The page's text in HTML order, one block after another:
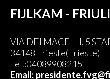
FIJLKAM -
VIA DEI MACELLI, 5
34148 Trieste(Trieste)
Tel.:04089908215
Email: